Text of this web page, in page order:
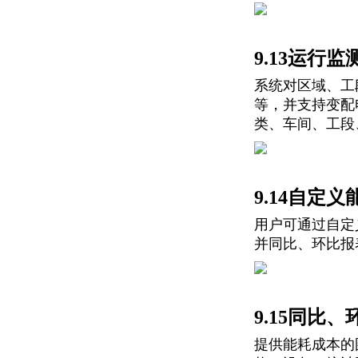
9.13运行监
系统对区域、
等，并支持变
类、车间、工
9.14自定义
用户可通过自
并同比、环比
9.15同比、
提供能耗成本